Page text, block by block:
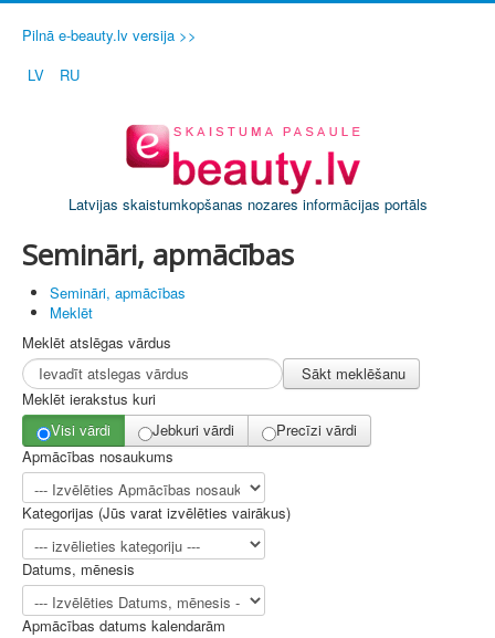
Pilnā e-beauty.lv versija >>
LV
RU
Latvijas skaistumkopšanas nozares informācijas portāls
Semināri, apmācības
Semināri, apmācības
Meklēt
Meklēt atslēgas vārdus
Sākt meklēšanu
Meklēt ierakstus kuri
Visi vārdi
Jebkuri vārdi
Precīzi vārdi
Apmācības nosaukums
Kategorijas (Jūs varat izvēlēties vairākus)
Datums, mēnesis
Apmācības datums kalendarām